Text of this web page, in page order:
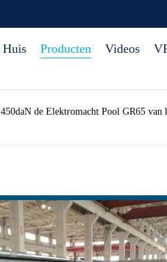
Huis Producten Videos
450daN de Elektromacht Pool GR65 van